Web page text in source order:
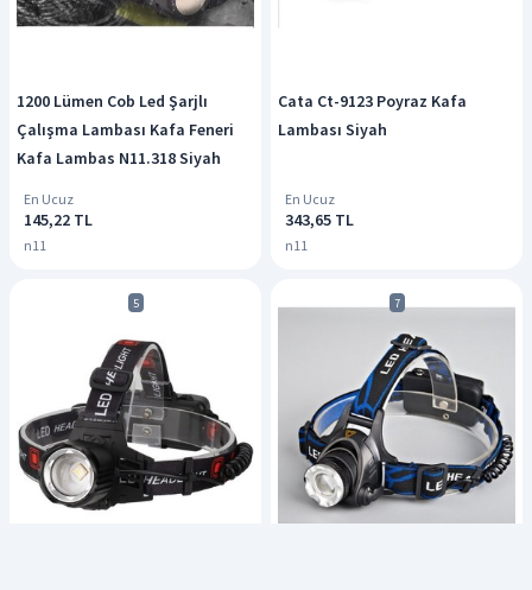
1200 Lümen Cob Led Şarjlı
Çalışma Lambası Kafa Feneri
Kafa Lambas N11.318 Siyah
En Ucuz
145,22 TL
n11
Cata Ct-9123 Poyraz Kafa
Lambası Siyah
En Ucuz
343,65 TL
n11
5 7